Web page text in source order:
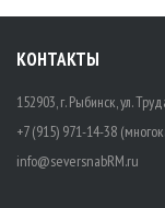
КОНТАКТЫ
152903, г. Рыбинск, ул.
+7 (915) 971-14-38
info@seversnabRM.ru